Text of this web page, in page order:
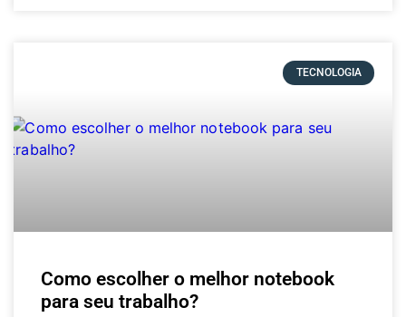
TECNOLOGIA
Como escolher o melhor notebook
para seu trabalho?